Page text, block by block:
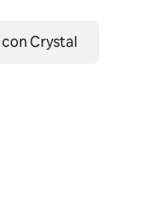
Crystal